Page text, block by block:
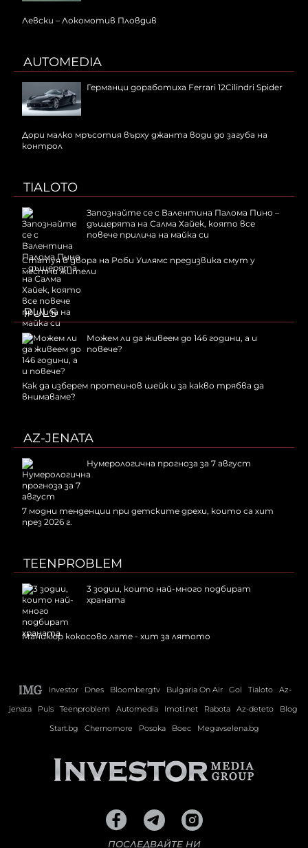
Левски – Локомотив Пловдив
AUTOMEDIA
Германци доработиха Ferrari 12Cilindri Spider
Дори малко мръсотия върху джанта води до загуба на
контрол
TIALOTO
Запознайте се с Валентина Палома Пино –
дъщерята на Салма Хайек, която все
повече прилича на майка си
Статуя в двора на Роби Уилямс предизвика смут у
местни жители
PULS
Можем ли да живеем до 146 години, а и
повече?
Как да изберем протеинов шейк и за какво трябва да
внимаваме?
AZ-JENATA
Нумерологична прогноза за 7 август
7 модни тенденции при детските дрехи, които са хит
през 2026 г.
TEENPROBLEM
3 зодии, които най-много подбират
храната
Маникюр кокосово лате - хит за лятото
Investor Dnes Bloombergtv Bulgaria On Air Gol Tialoto
Az-
jenata
Puls Teenproblem Automedia Imoti.net Rabota Az-deteto
Blog
Start.bg
Chernomore Posoka Boec Megavselena.bg
ПОСЛЕДВАЙТЕ НИ